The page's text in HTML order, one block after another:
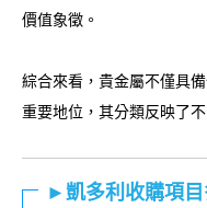
價值象徵。
綜合來看，貴金屬不僅具
重要地位，其分類反映了
►凱多利收購項目